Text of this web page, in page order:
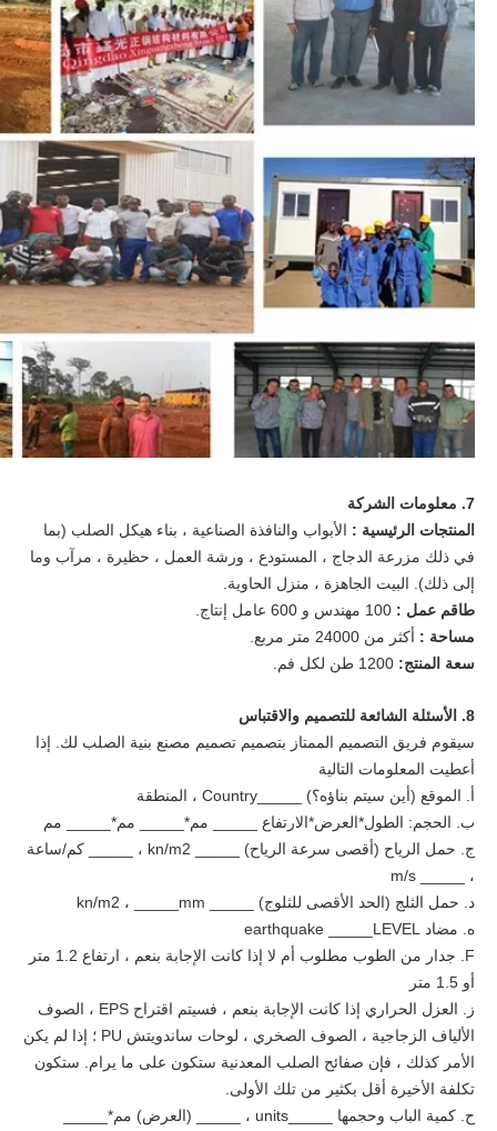
7. معلومات الشركة
المنتجات الرئيسية : الأبواب والنافذة الصناعية ، بناء هيكل الصلب (بما
في ذلك مزرعة الدجاج ، المستودع ، ورشة العمل ، حظيرة ، مرآب وما
إلى ذلك). البيت الجاهزة ، منزل الحاوية.
طاقم عمل : 100 مهندس و 600 عامل إنتاج.
مساحة : أكثر من 24000 متر مربع.
سعة المنتج: 1200 طن لكل فم.
8. الأسئلة الشائعة للتصميم والاقتباس
سيقوم فريق التصميم الممتاز بتصميم تصميم مصنع بنية الصلب لك. إذا
أعطيت المعلومات التالية
أ. الموقع (أين سيتم بناؤه؟) _____Country ، المنطقة
ب. الحجم: الطول*العرض*الارتفاع _____ مم*_____ مم*_____ مم
ج. حمل الرياح (أقصى سرعة الرياح) _____ kn/m2 ، _____ كم/ساعة
، _____ m/s
د. حمل الثلج (الحد الأقصى للثلوج) _____ kn/m2 ، _____mm
ه. مضاد earthquake _____LEVEL
F. جدار من الطوب مطلوب أم لا إذا كانت الإجابة بنعم ، ارتفاع 1.2 متر
أو 1.5 متر
ز. العزل الحراري إذا كانت الإجابة بنعم ، فسيتم اقتراح EPS ، الصوف
الألياف الزجاجية ، الصوف الصخري ، لوحات ساندويتش PU ؛ إذا لم يكن
الأمر كذلك ، فإن صفائح الصلب المعدنية ستكون على ما يرام. ستكون
تكلفة الأخيرة أقل بكثير من تلك الأولى.
ح. كمية الباب وحجمها _____units ، _____ (العرض) مم*_____